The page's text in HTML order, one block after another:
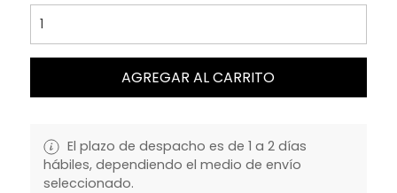
AGREGAR AL CARRITO
El plazo de despacho es de 1 a 2 días
hábiles, dependiendo el medio de envío
seleccionado.